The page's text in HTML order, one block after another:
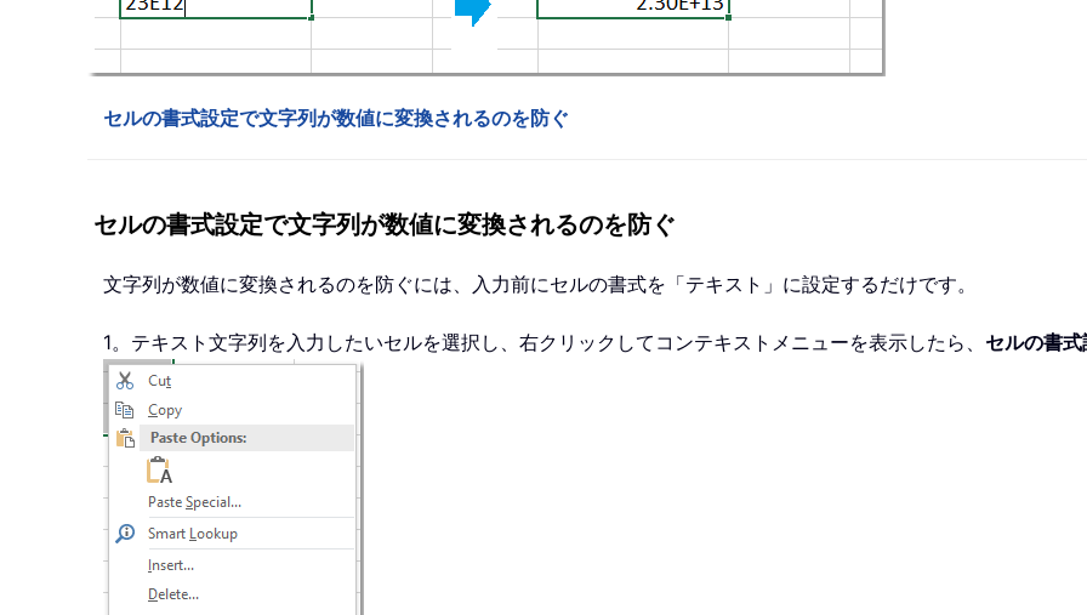
セルの書式設定で文字列が数値に変換されるのを防ぐ
セルの書式設定で文字列が数値に変換されるのを防ぐ
文字列が数値に変換されるのを防ぐには、入力前にセルの書式を「テキスト」に設定するだけです。
1。テキスト文字列を入力したいセルを選択し、右クリックしてコンテキストメニューを表示したら、 セルの書式